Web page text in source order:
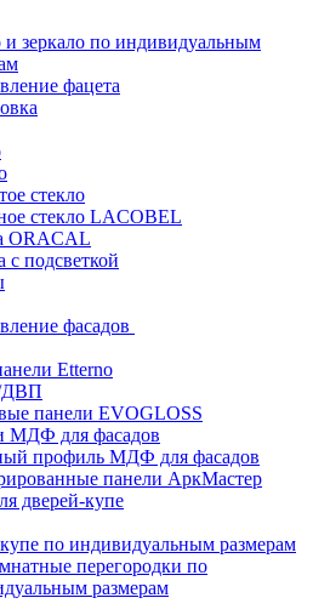
и зеркало по индивидуальным
фацета
стекло
стекло LACOBEL
ORACAL
с подсветкой
фасадов
Etterno
панели EVOGLOSS
МДФ для фасадов
профиль МДФ для фасадов
панели АркМастер
дверей-купе
по индивидуальным размерам
перегородки по
размерам